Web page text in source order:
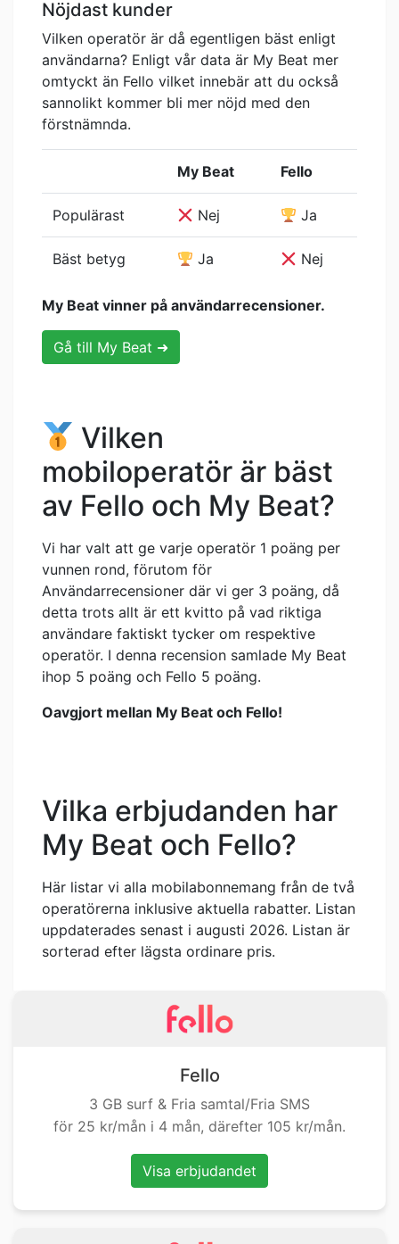
Nöjdast kunder
Vilken operatör är då egentligen bäst enligt
användarna? Enligt vår data är My Beat mer
omtyckt än Fello vilket innebär att du också
sannolikt kommer bli mer nöjd med den
förstnämnda.
My Beat Fello
Populärast Nej Ja
Bäst betyg Ja Nej
My Beat vinner på användarrecensioner.
Gå till My Beat ➜
Vilken
mobiloperatör är bäst
av Fello och My Beat?
Vi har valt att ge varje operatör 1 poäng per
vunnen rond, förutom för
Användarrecensioner där vi ger 3 poäng, då
detta trots allt är ett kvitto på vad riktiga
användare faktiskt tycker om respektive
operatör. I denna recension samlade My Beat
ihop 5 poäng och Fello 5 poäng.
Oavgjort mellan My Beat och Fello!
Vilka erbjudanden har
My Beat och Fello?
Här listar vi alla mobilabonnemang från de två
operatörerna inklusive aktuella rabatter. Listan
uppdaterades senast i augusti 2026. Listan är
sorterad efter lägsta ordinare pris.
Fello
3 GB surf & Fria samtal/Fria SMS
för 25 kr/mån i 4 mån, därefter 105 kr/mån.
Visa erbjudandet